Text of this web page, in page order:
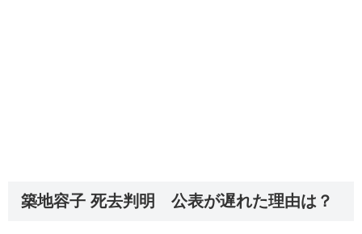
築地容子 死去判明 公表が遅れた理由は？